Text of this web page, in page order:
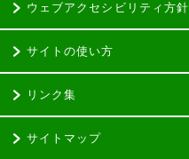
ウェブアクセシビリティ方針
サイトの使い方
リンク集
サイトマップ